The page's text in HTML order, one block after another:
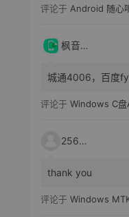
评论于 Android 随心
枫音应用
城通4006，百度
评论于 Windows C盘
25651
thank you
评论于 Windows MTK Client